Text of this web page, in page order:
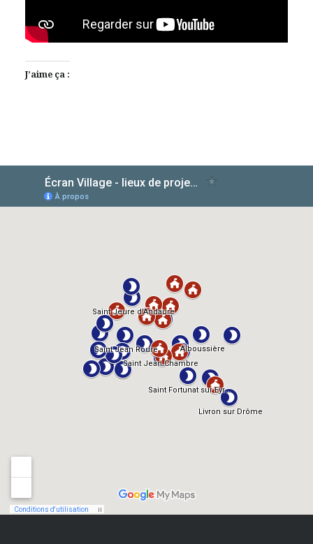
J’aime ça :
AlloCiné